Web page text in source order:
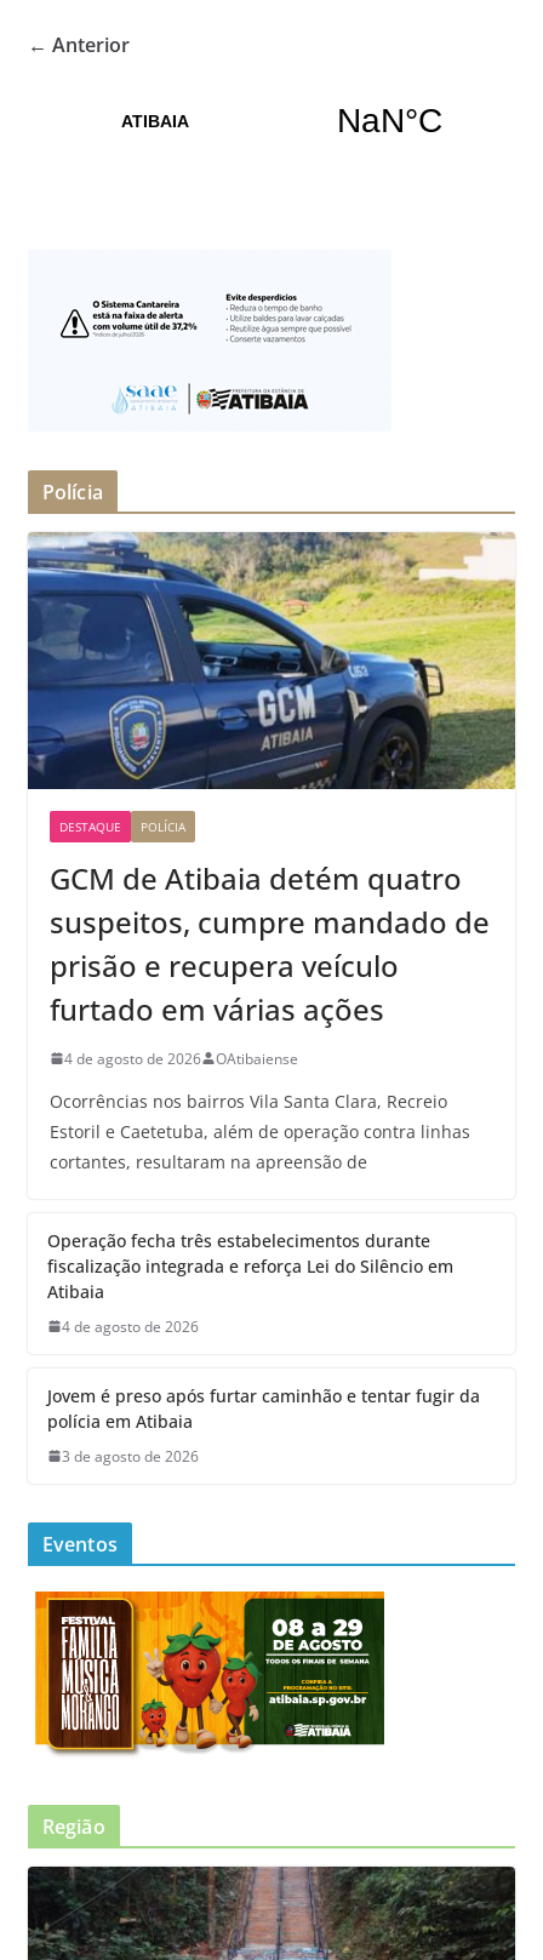
← Anterior
Polícia
DESTAQUE POLÍCIA
GCM de Atibaia detém quatro
suspeitos, cumpre mandado de
prisão e recupera veículo
furtado em várias ações
4 de agosto de 2026 OAtibaiense
Ocorrências nos bairros Vila Santa Clara, Recreio
Estoril e Caetetuba, além de operação contra linhas
cortantes, resultaram na apreensão de
Operação fecha três estabelecimentos durante
fiscalização integrada e reforça Lei do Silêncio em
Atibaia
4 de agosto de 2026
Jovem é preso após furtar caminhão e tentar fugir da
polícia em Atibaia
3 de agosto de 2026
Eventos
Região